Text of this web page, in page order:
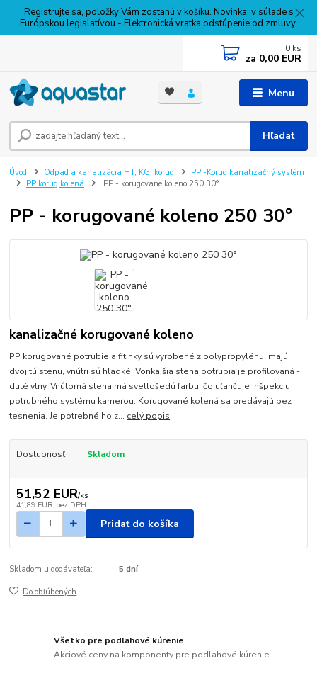
Registrujte sa, položky Vám zostanú v košíku. Novinka: v súlade s
Európskou legislatívou - Elektronická vratka odstúpenie od zmluvy.
Menu
Hľadať
0 ks
za 0,00 EUR
Úvod Odpad a kanalizácia HT, KG, korug
PP -Korug kanalizačný systém
PP korug kolená
PP - korugované koleno 250 30°
PP - korugované koleno 250 30°
kanalizačné korugované koleno
PP korugované potrubie a fitinky sú vyrobené z polypropylénu, majú
dvojitú stenu, vnútri sú hladké. Vonkajšia stena potrubia je profilovaná -
duté vlny. Vnútorná stena má svetlošedú farbu, čo uľahčuje inšpekciu
potrubného systému kamerou. Korugované kolená sa predávajú bez
tesnenia. Je potrebné ho z... celý popis
Dostupnosť Skladom
51,52 EUR/ks
41,89 EUR bez DPH
Pridať do košíka
Skladom u dodávateľa: 5 dní
Do obľúbených
Všetko pre podlahové kúrenie
Akciové ceny na komponenty pre podlahové kúrenie.